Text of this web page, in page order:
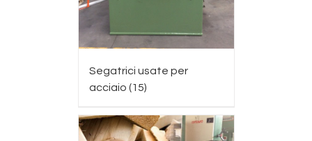
Segatrici usate per
acciaio (15)